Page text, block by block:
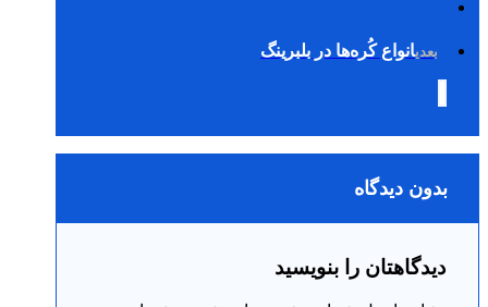
بعدیانواع کُره‌ها در بلبرینگ
بدون دیدگاه
دیدگاهتان را بنویسید